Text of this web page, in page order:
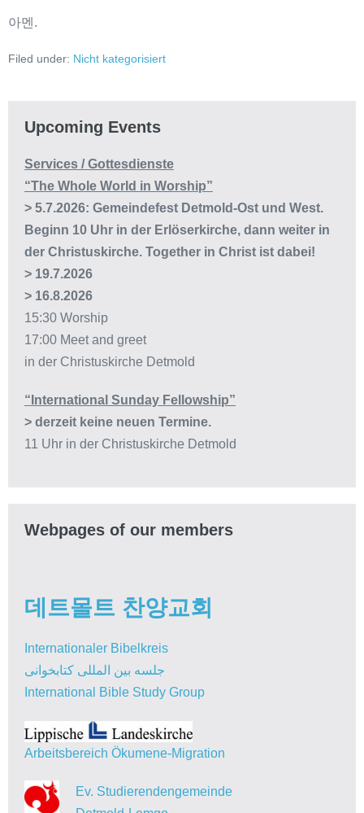
아멘.
Filed under: Nicht kategorisiert
Upcoming Events
Services / Gottesdienste
“The Whole World in Worship”
> 5.7.2026: Gemeindefest Detmold-Ost und West.
Beginn 10 Uhr in der Erlöserkirche, dann weiter in
der Christuskirche. Together in Christ ist dabei!
> 19.7.2026
> 16.8.2026
15:30 Worship
17:00 Meet and greet
in der Christuskirche Detmold
“International Sunday Fellowship”
> derzeit keine neuen Termine.
11 Uhr in der Christuskirche Detmold
Webpages of our members
데트몰트 찬양교회
Internationaler Bibelkreis
جلسه بین المللی کتابخوانی
International Bible Study Group
Arbeitsbereich Ökumene-Migration
Ev. Studierendengemeinde